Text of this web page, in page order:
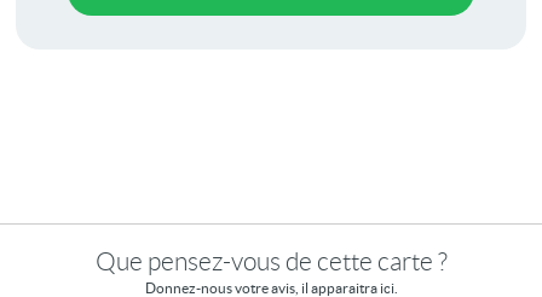
Que pensez-vous de cette carte ?
Donnez-nous votre avis, il apparaitra ici.